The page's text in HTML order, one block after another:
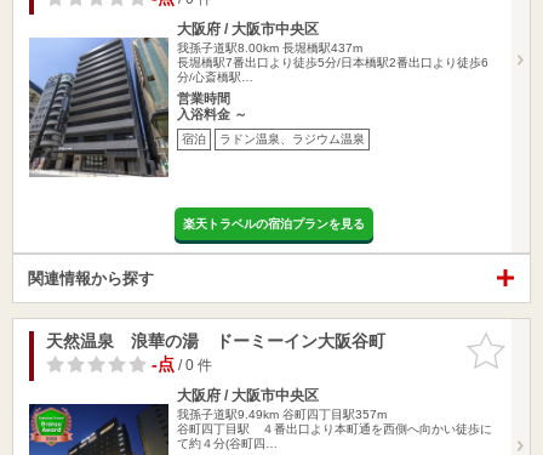
大阪府 / 大阪市中央区
我孫子道駅8.00km 長堀橋駅437m
長堀橋駅7番出口より徒歩5分/日本橋駅2番出口より徒歩6
分/心斎橋駅…
営業時間
入浴料金 ～
宿泊 ラドン温泉、ラジウム温泉
楽天トラベルの宿泊プランを見る
関連情報から探す
お気に入
りに追加
天然温泉 浪華の湯 ドーミーイン大阪谷町
-点/ 0 件
大阪府 / 大阪市中央区
我孫子道駅9.49km 谷町四丁目駅357m
谷町四丁目駅 ４番出口より本町通を西側へ向かい徒歩に
て約４分(谷町四…